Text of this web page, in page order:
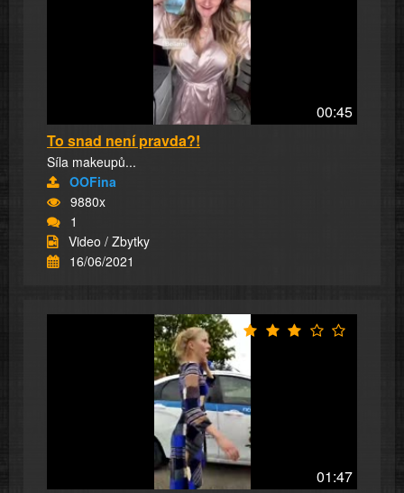
00:45
To snad není pravda?!
Síla makeupů...
OOFina
9880x
1
Video / Zbytky
16/06/2021
01:47